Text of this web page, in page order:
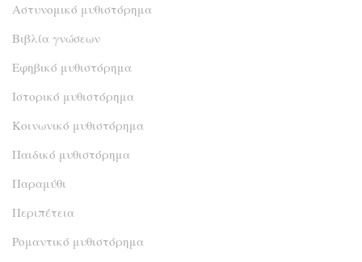
Αστυνομικό μυθιστόρημα
Βιβλία γνώσεων
Εφηβικό μυθιστόρημα
Ιστορικό μυθιστόρημα
Κοινωνικό μυθιστόρημα
Παιδικό μυθιστόρημα
Παραμύθι
Περιπέτεια
Ρομαντικό μυθιστόρημα